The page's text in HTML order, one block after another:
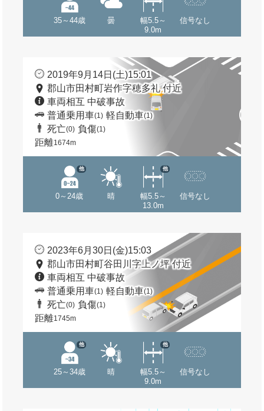
35～44歳 曇
幅5.5～
9.0m
信号なし
2019年9月14日(土)15:01
郡山市田村町岩作字穂多礼 付近
車両相互 中破事故
普通乗用車(1) 軽自動車(1)
死亡(0) 負傷(1)
距離1674m
0～24歳
他
晴
幅5.5～
13.0m
他
信号なし
2023年6月30日(金)15:03
郡山市田村町谷田川字上ノ坪 付近
車両相互 中破事故
普通乗用車(1) 軽自動車(1)
死亡(0) 負傷(1)
距離1745m
25～34歳
他
晴
幅5.5～
9.0m
他
信号なし